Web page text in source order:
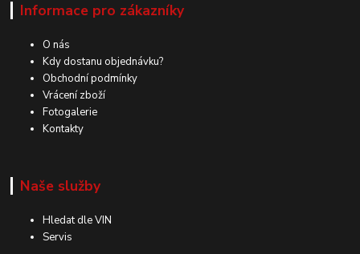
Informace pro zákazníky
O nás
Kdy dostanu objednávku?
Obchodní podmínky
Vrácení zboží
Fotogalerie
Kontakty
Naše služby
Hledat dle VIN
Servis